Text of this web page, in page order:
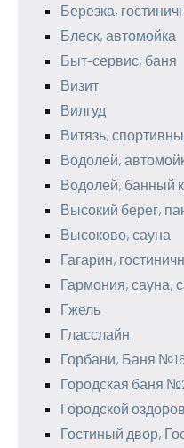
Березка,
Блеск, автомойка
Быт-сервис, баня
Визит
Вилгуд
Витязь,
Водолей,
Водолей, банный
Высокий берег,
Высоково, сауна
Гагарин,
Гармония, сауна,
Гжель
Гласслайн
Горбани, Баня
Городская баня
Городской
Гостиный двор,